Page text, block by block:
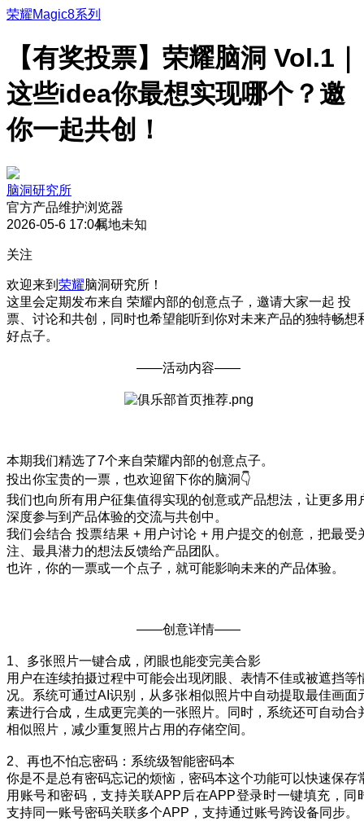
荣耀Magic8系列
【有奖投票】荣耀脑洞 Vol.1｜
这些idea你最想实现哪个？邀
你一起共创！
脑洞研究所
官方产品维护浏览器
2026-05-6 17:04属地未知
关注
欢迎来到 荣耀脑洞研究所！
这里会定期发布来自 荣耀内部的创意点子，邀请大家一起 投
票、讨论和共创，同时也希望能听到你对未来产品的独特畅想
好点子。
——活动内容——
本期我们精选了7个来自荣耀内部的创意点子。
投出你宝贵的一票，也欢迎留下你的脑洞👇
我们也向所有用户征集值得实现的创意或产品想法，让更多用
深度参与到产品体验的交流与共创中。
我们会结合 投票结果 + 用户讨论 + 用户提交的创意，把最受
注、最具潜力的想法反馈给产品团队。
也许，你的一票或一个点子，就可能影响未来的产品体验。
——创意详情——
1、多张照片一键合成，闭眼也能变完美合影
用户在连续拍摄过程中可能会出现闭眼、表情不佳或被遮挡等
况。系统可通过AI识别，从多张相似照片中自动提取最佳画面
素进行合成，生成更完美的一张照片。同时，系统还可自动合
相似照片，减少重复照片占用的存储空间。
2、再也不怕忘密码：系统级智能密码本
你是不是总有密码忘记的烦恼，密码本这个功能可以快速保存
用账号和密码，支持关联APP后在APP登录时一键填充，同
支持同一账号密码关联多个APP，支持通过账号跨设备同步。